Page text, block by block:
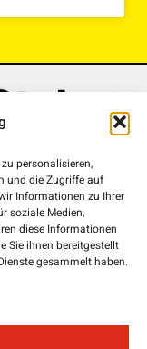
personalisieren,
und die Zugriffe auf
Informationen zu Ihrer
soziale Medien,
diese Informationen
Sie ihnen bereitgestellt
gesammelt haben.
Linz
00